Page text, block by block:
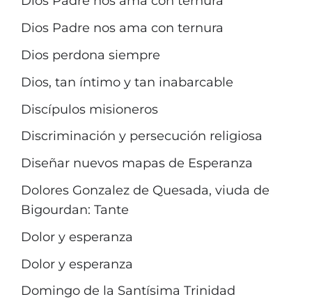
Dios Padre nos ama con ternura
Dios perdona siempre
Dios, tan íntimo y tan inabarcable
Discípulos misioneros
Discriminación y persecución religiosa
Diseñar nuevos mapas de Esperanza
Dolores Gonzalez de Quesada, viuda de
Bigourdan: Tante
Dolor y esperanza
Dolor y esperanza
Domingo de la Santísima Trinidad